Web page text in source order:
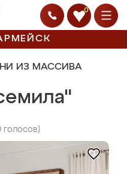
0
ИЗ МАССИВА
голосов)